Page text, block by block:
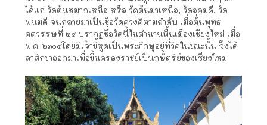
ได้แก่ วัดต้นหมากเหนือ หรือ วัดต้นมาเหนือ, วัดอุคมดี, วัด
พนมดี จนกลายมาเป็นชื่อวัดควงคีตามลำดับ เมื่อต้นพุทธ
ศตวรรษที่ ๒๔ ปรากฏชื่อวัดนี้ในตำนานพื้นเมืองเชียงใหม่ เมื่อ
พ.ศ. ๒๓๐๔โดยมีเจ้าขี้หูดเป็นพระภิกษุอยู่ที่วิคในขณะนั้น จึงได้
ลาสิกขาออกมาเพื่อขึ้นครองราชย์เป็นกษัตริย์ของเชียงใหม่